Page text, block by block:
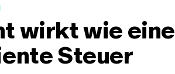
wirkt wie eine
Steuer